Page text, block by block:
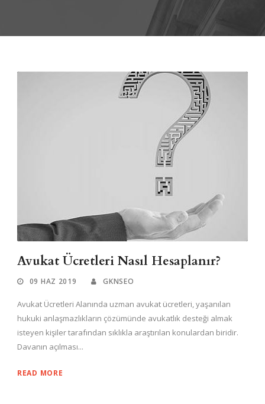
Avukat Ücretleri Nasıl Hesaplanır?
09 HAZ 2019 GKNSEO
Avukat Ücretleri Alanında uzman avukat ücretleri, yaşanılan
hukuki anlaşmazlıkların çözümünde avukatlık desteği almak
isteyen kişiler tarafından sıklıkla araştırılan konulardan biridir.
Davanın açılması...
READ MORE